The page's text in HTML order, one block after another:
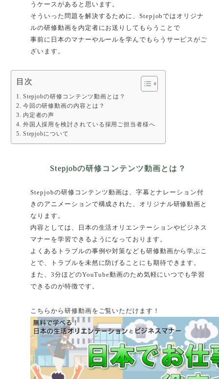
うケースがあると思います。
そういった問題を解決するために、Stepjobではオリジナ
ルの研修動画を内定者にお送りしてもらうことで
事前に日本のマナーやルールを学んでもらうサービスがご
ざいます。
目次
Stepjobの研修コンテンツ動画とは？
今回の研修動画の内容とは？
内定者の声
外国人採用を検討されている採用ご担当者様へ
Stepjobについて
Stepjobの研修コンテンツ動画とは？
Stepjobの研修コンテンツ動画は、字幕とナレーション付
きのアニメーションで構成された、オリジナル研修動画と
なります。
内容としては、日本の生活オリエンテーションやビジネス
マナーを学習できるようになっております。
よくあるトラブルの事例や対策なども研修動画から学ぶこ
とで、トラブルを未然に防げることにも期待できます。
また、3分ほどのYouTube動画のため気軽にいつでも学習
できるのが特徴です。
こちらから研修動画をご覧いただけます！